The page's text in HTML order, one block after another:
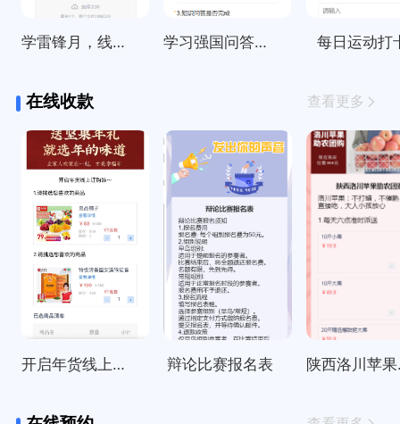
学雷锋月，线上打卡活动统计 学习强国问答每日签到打卡 每日运动打
在线收款 查看更多
开启年货线上订购啦～ 辩论比赛报名表 陕